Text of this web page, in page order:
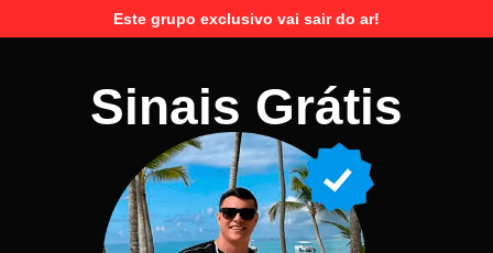
Este grupo exclusivo vai sair do ar!
Sinais Grátis